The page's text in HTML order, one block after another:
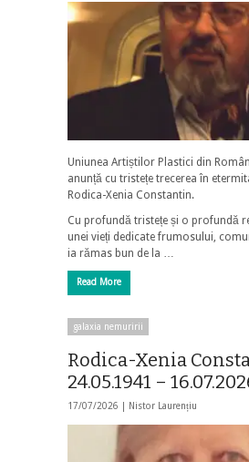
Uniunea Artiștilor Plastici din
anunță cu tristețe trecerea în
Rodica-Xenia Constantin.
Cu profundă tristețe și o profundă
unei vieți dedicate frumosului,
ia rămas bun de la …
Read More
galaxia nemuririi
Rodica-Xenia
24.05.1941 –
17/07/2026 | Nistor Laurențiu